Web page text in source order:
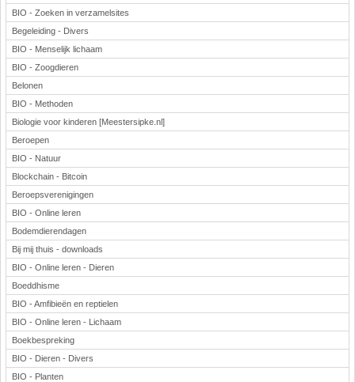
BIO - Zoeken in verzamelsites
Begeleiding - Divers
BIO - Menselijk lichaam
BIO - Zoogdieren
Belonen
BIO - Methoden
Biologie voor kinderen [Meestersipke.nl]
Beroepen
BIO - Natuur
Blockchain - Bitcoin
Beroepsverenigingen
BIO - Online leren
Bodemdierendagen
Bij mij thuis - downloads
BIO - Online leren - Dieren
Boeddhisme
BIO - Amfibieën en reptielen
BIO - Online leren - Lichaam
Boekbespreking
BIO - Dieren - Divers
BIO - Planten